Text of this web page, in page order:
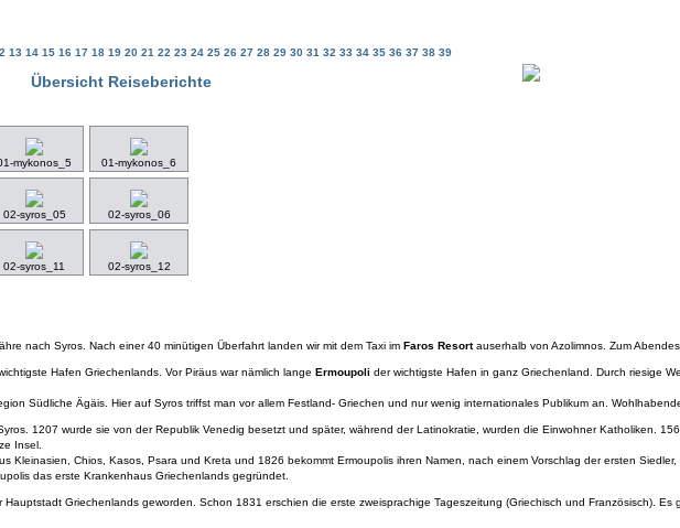
13 14 15 16 17 18 19 20 21 22 23 24 25 26 27 28 29 30 31 32 33 34 35 36 37 38 39
Übersicht Reiseberichte
mykonos_5 01-mykonos_6
02-syros_05 02-syros_06
02-syros_11
02-syros_12
nach Syros. Nach einer 40 minütigen Überfahrt landen wir mit dem Taxi im Faros Resortauserhalb von Azolimnos. Zum
Hafen Griechenlands. Vor Piräus war nämlich lange Ermoupoli der wichtigste Hafen in ganz Griechenland. Durch riesige
Südliche Ägäis. Hier auf Syros triffst man vor allem Festland- Griechen und nur wenig internationales Publikum an.
1207 wurde sie von der Republik Venedig besetzt und später, während der Latinokratie, wurden die Einwohner Katholiken.
Insel.
Kleinasien, Chios, Kasos, Psara und Kreta und 1826 bekommt Ermoupolis ihren Namen, nach einem Vorschlag der ersten
das erste Krankenhaus Griechenlands gegründet.
Griechenlands geworden. Schon 1831 erschien die erste zweisprachige Tageszeitung (Griechisch und Französisch).